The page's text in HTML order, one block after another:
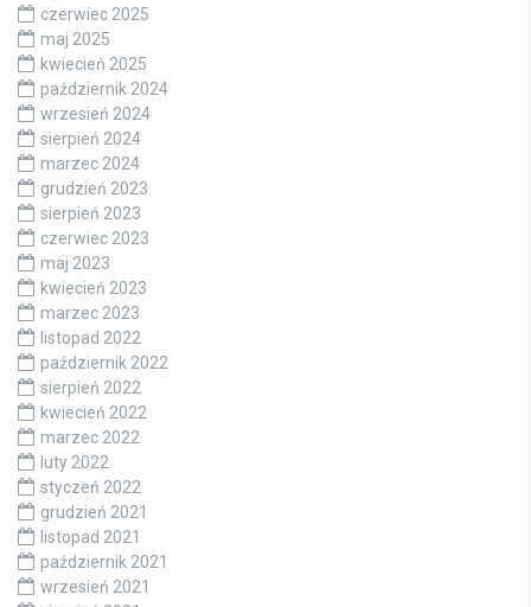
czerwiec 2025
maj 2025
kwiecień 2025
październik 2024
wrzesień 2024
sierpień 2024
marzec 2024
grudzień 2023
sierpień 2023
czerwiec 2023
maj 2023
kwiecień 2023
marzec 2023
listopad 2022
październik 2022
sierpień 2022
kwiecień 2022
marzec 2022
luty 2022
styczeń 2022
grudzień 2021
listopad 2021
październik 2021
wrzesień 2021